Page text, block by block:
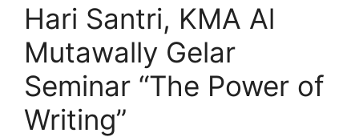
Hari Santri, KMA Al
Mutawally Gelar
Seminar “The Power of
Writing”